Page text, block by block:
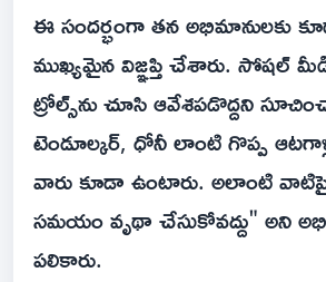
ఈ సందర్భంగా తన అభిమానులకు
ముఖ్యమైన విజ్ఞప్తి చేశారు. సోషల్
ట్రోల్స్‌ను చూసి ఆవేశపడొద్దని
టెండూల్కర్, ధోనీ లాంటి గొప్ప
వారు కూడా ఉంటారు. అలాంటి
సమయం వృథా చేసుకోవద్దు" అని
పలికారు.